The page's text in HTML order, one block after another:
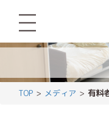
TOP メディア 有料